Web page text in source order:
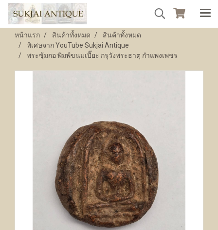
หน้าแรก สินค้าทั้งหมด
สินค้าทั้งหมด
พิเศษจาก YouTube Sukjai Antique
พระซุ้มกอ พิมพ์ขนมเปี๊ยะ กรุวังพระธาตุ กำแพงเพชร